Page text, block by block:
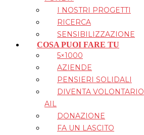
I NOSTRI PROGETTI
RICERCA
SENSIBILIZZAZIONE
COSA PUOI FARE TU
5×1000
AZIENDE
PENSIERI SOLIDALI
DIVENTA VOLONTARIO
AIL
DONAZIONE
FA UN LASCITO